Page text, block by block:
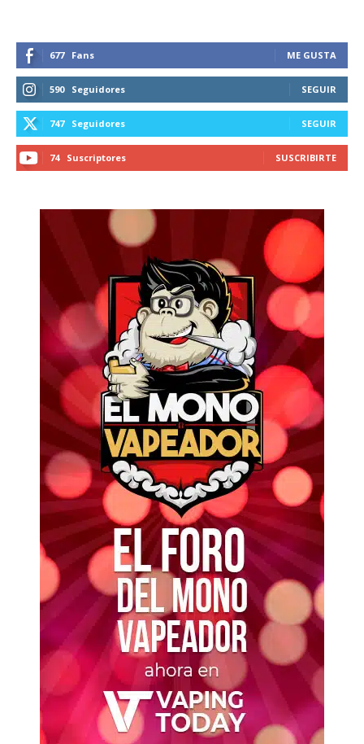
677 Fans ME GUSTA
590 Seguidores SEGUIR
747 Seguidores SEGUIR
74 Suscriptores SUSCRIBIRTE